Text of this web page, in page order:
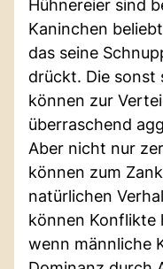
Hühnereier sind
Kaninchen
das seine
drückt. Die sonst
können zur
überraschend
Aber nicht nur
können zum
natürlichen
können Konflikte
wenn männliche